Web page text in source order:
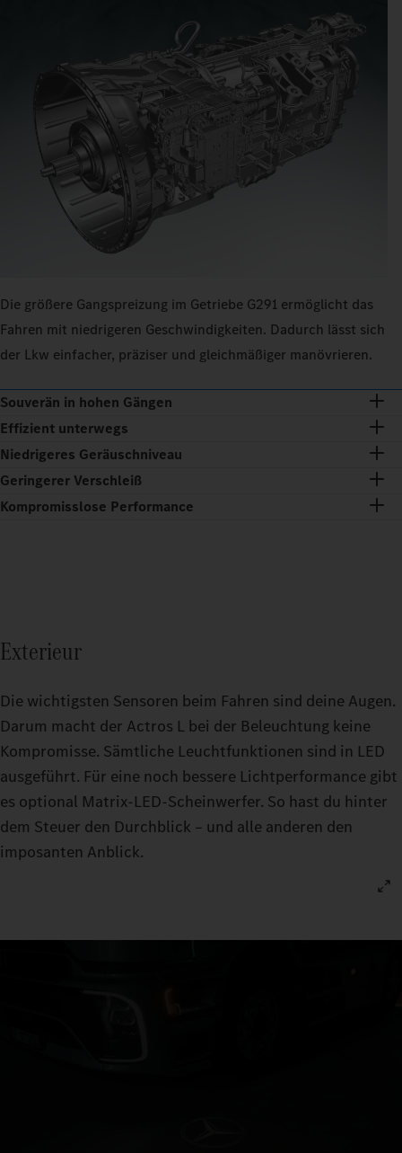
Die größere Gangspreizung im Getriebe G291 ermöglicht das
Fahren mit niedrigeren Geschwindigkeiten. Dadurch lässt sich
der Lkw einfacher, präziser und gleichmäßiger manövrieren.
Souverän in hohen Gängen
Effizient unterwegs
Niedrigeres Geräuschniveau
Geringerer Verschleiß
Kompromisslose Performance
Exterieur
Die wichtigsten Sensoren beim Fahren sind deine Augen.
Darum macht der Actros L bei der Beleuchtung keine
Kompromisse. Sämtliche Leuchtfunktionen sind in LED
ausgeführt. Für eine noch bessere Lichtperformance gibt
es optional Matrix-LED-Scheinwerfer. So hast du hinter
dem Steuer den Durchblick – und alle anderen den
imposanten Anblick.